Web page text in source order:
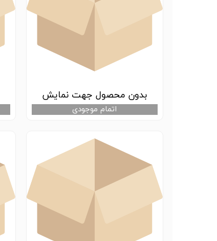
بدون محصول جهت نمایش
اتمام موجودی